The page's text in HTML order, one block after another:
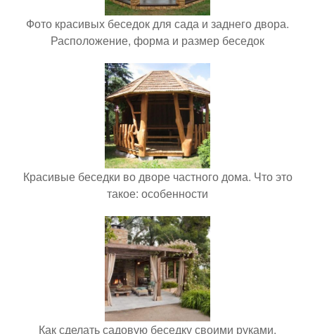
Фото красивых беседок для сада и заднего двора.
Расположение, форма и размер беседок
Красивые беседки во дворе частного дома. Что это
такое: особенности
Как сделать садовую беседку своими руками.